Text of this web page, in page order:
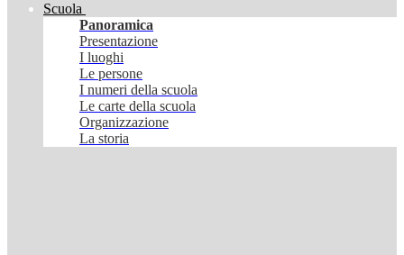
Scuola
Panoramica
Presentazione
I luoghi
Le persone
I numeri della scuola
Le carte della scuola
Organizzazione
La storia